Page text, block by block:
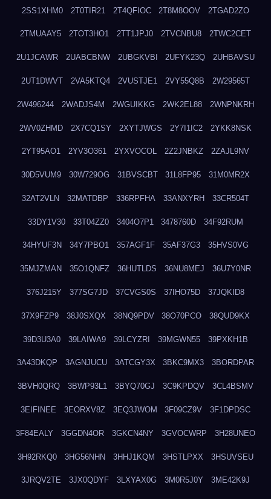
2SS1XHM0 2T0TIR21 2T4QFIOC 2T8M8OOV 2TGAD2ZO
2TMUAAY5 2TOT3HO1 2TT1JPJ0 2TVCNBU8 2TWC2CET
2U1JCAWR 2UABCBNW 2UBGKVBI 2UFYK23Q 2UHBAVSU
2UT1DWVT 2VA5KTQ4 2VUSTJE1 2VY55Q8B 2W29565T
2W496244 2WADJS4M 2WGUIKKG 2WK2EL88 2WNPNKRH
2WV0ZHMD 2X7CQ1SY 2XYTJWGS 2Y7I1IC2 2YKK8NSK
2YT95AO1 2YV3O361 2YXVOCOL 2Z2JNBKZ 2ZAJL9NV
30D5VUM9 30W729OG 31BVSCBT 31L8FP95 31M0MR2X
32AT2VLN 32MATDBP 336RPFHA 33ANXYRH 33CR504T
33DY1V30 33T04ZZ0 3404O7P1 3478760D 34F92RUM
34HYUF3N 34Y7PBO1 357AGF1F 35AF37G3 35HVS0VG
35MJZMAN 35O1QNFZ 36HUTLDS 36NU8MEJ 36U7Y0NR
376J215Y 377SG7JD 37CVGS0S 37IHO75D 37JQKID8
37X9FZP9 38J0SXQX 38NQ9PDV 38O70PCO 38QUD9KX
39D3U3A0 39LAIWA9 39LCYZRI 39MGWN55 39PXKH1B
3A43DKQP 3AGNJUCU 3ATCGY3X 3BKC9MX3 3BORDPAR
3BVH0QRQ 3BWP93L1 3BYQ70GJ 3C9KPDQV 3CL4BSMV
3EIFINEE 3EORXV8Z 3EQ3JWOM 3F09CZ9V 3F1DPDSC
3F84EALY 3GGDN4OR 3GKCN4NY 3GVOCWRP 3H28UNEO
3H92RKQ0 3HG56NHN 3HHJ1KQM 3HSTLPXX 3HSUVSEU
3JRQV2TE 3JX0QDYF 3LXYAX0G 3M0R5J0Y 3ME42K9J